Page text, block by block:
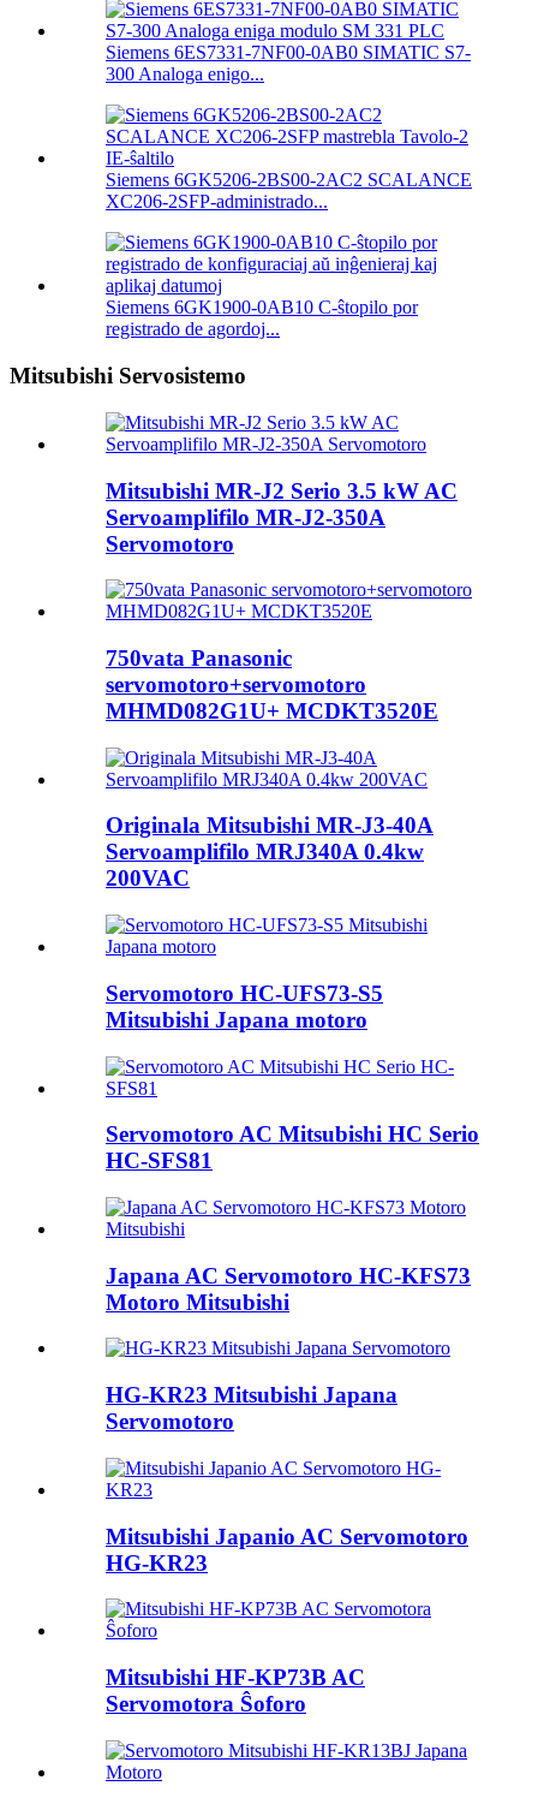
Siemens 6ES7331-7NF00-0AB0 SIMATIC S7-
300 Analoga enigo...
Siemens 6GK5206-2BS00-2AC2 SCALANCE
XC206-2SFP-administrado...
Siemens 6GK1900-0AB10 C-ŝtopilo por
registrado de agordoj...
Mitsubishi Servosistemo
Mitsubishi MR-J2 Serio 3.5 kW AC
Servoamplifilo MR-J2-350A
Servomotoro
750vata Panasonic
servomotoro+servomotoro
MHMD082G1U+ MCDKT3520E
Originala Mitsubishi MR-J3-40A
Servoamplifilo MRJ340A 0.4kw
200VAC
Servomotoro HC-UFS73-S5
Mitsubishi Japana motoro
Servomotoro AC Mitsubishi HC Serio
HC-SFS81
Japana AC Servomotoro HC-KFS73
Motoro Mitsubishi
HG-KR23 Mitsubishi Japana
Servomotoro
Mitsubishi Japanio AC Servomotoro
HG-KR23
Mitsubishi HF-KP73B AC
Servomotora Ŝoforo